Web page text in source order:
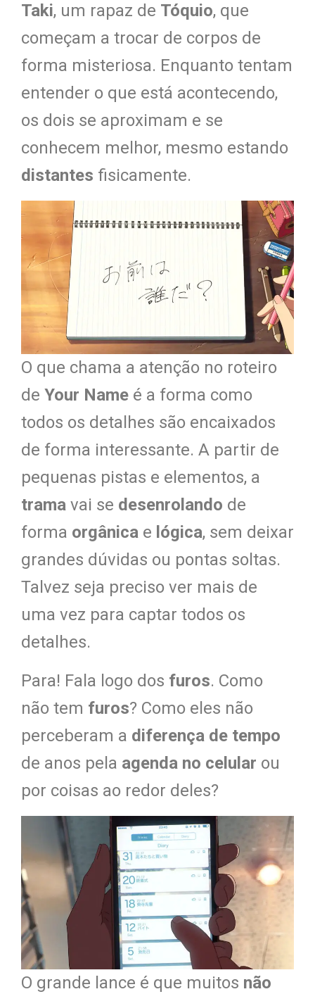
Taki, um rapaz de Tóquio, que
começam a trocar de corpos de
forma misteriosa. Enquanto tentam
entender o que está acontecendo,
os dois se aproximam e se
conhecem melhor, mesmo estando
distantes fisicamente.
O que chama a atenção no roteiro
de Your Name é a forma como
todos os detalhes são encaixados
de forma interessante. A partir de
pequenas pistas e elementos, a
trama vai se desenrolando de
forma orgânica e lógica, sem deixar
grandes dúvidas ou pontas soltas.
Talvez seja preciso ver mais de
uma vez para captar todos os
detalhes.
Para! Fala logo dos furos. Como
não tem furos? Como eles não
perceberam a diferença de tempo
de anos pela agenda no celular ou
por coisas ao redor deles?
O grande lance é que muitos não